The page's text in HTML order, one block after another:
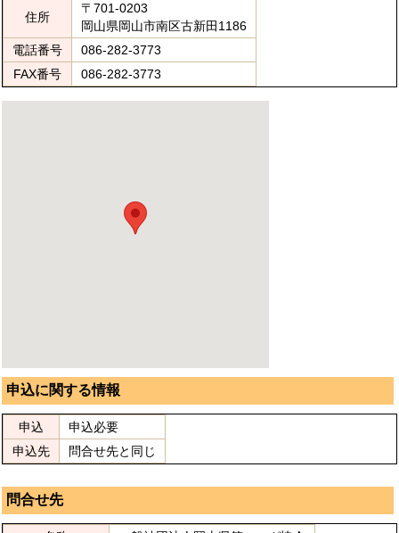
住所
〒701-0203
岡山県岡山市南区古新田1186
電話番号
086-282-3773
FAX番号
086-282-3773
申込に関する情報
申込
申込必要
申込先
問合せ先と同じ
問合せ先